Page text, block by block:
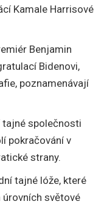
Kamale Harrisové
Benjamin
Bidenovi,
poznamenávají
tajné společnosti
pokračování v
strany.
tajné lóže, které
úrovních světové